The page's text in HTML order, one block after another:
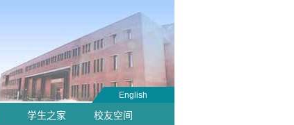
English
学生之家 校友空间